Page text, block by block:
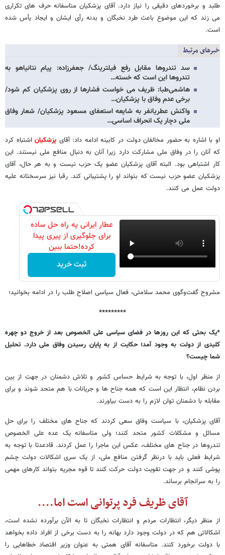
طلبد و برخوردهای دقیقی را نیاز دارد. آقای پزشکیان متاسفانه حرف های تکراری
می زند که این موضوع باعث طرد نخبگان و بدنه رأی ایشان و ایجاد یأس شده
است.
خبرهای مرتبط
سد تندروها مقابل رفع فیلترینگ/ جعفرزاده: پیام نتانیاهو به
تندروها این است که خسته…
هاشمی‌طبا: ظریف می خواست فشارها از روی پزشکیان کم شود/
برخی عدم وفاق با پزشکیان…
واکنش عطریانفر به شایعه استعفای مسعود پزشکیان/ شعار وفاق
ملی دچار یک انحراف اساسی…
او با اشاره به حضور مخالفان دولت در کابینه ادامه داد: آقای پزشکیان اشتباه کرد
که آنان را در وفاق ملی مشارکت دارد زیرا آنان به دنبال منافع ملی نیستند. این
کار اشتباهی بود. البته آقای پزشکیان عضو یک حزب نیست و به هر حال، آقای
پزشکیان عضو حزب نیست که بتواند او را پشتیبانی کند. رقبا نیز سرسختانه علیه
دولت عمل می کنند.
عطار ایرانی یه راه حل ساده
برای جلوگیری از پیری پیدا
کرده!حتما ببین
ثبت خرید
مشروح گفت‌وگوی محمد سلامتی، فعال سیاسی اصلاح طلب را در ادامه بخوانید؛
*********
*یک بحثی که این روزها در فضای سیاسی علی الخصوص بعد از خروج دو چهره
کلیدی از دولت به وجود آمد؛ حکایت از به پایان رسیدن وفاق ملی دارد. تحلیل
شما چیست؟
از منظر اول، با توجه به شرایط حساس کشور و تلاش دشمنان در جهت از بین
بردن نظام، انتظار این است که همه جناح ها و جریانات با هم متحد شوند و برای
مقابله با دشمنان توان لازم را به دست بیاورند.
آقای پزشکیان، با سیاست وفاق سعی کردند که جناح های مختلف را برای حل
مسائل و مشکلات کشور متحد کنند؛ ولی متاسفانه یک عده علی الخصوص
تندروها در جناح های مختلف، عکس این ماجرا را عمل کردند. قادعدتا با توجه به
شرایط فعلی باید با درنظر گرفتن منافع ملی، از یک سری اشکالات دولت چشم
پوشی کنند و در جهت تقویت دولت حرکت کنند تا قوه مجریه بتواند کارهای مهمی
را به سرانجام برساند.
آقای ظریف فرد پرتوانی است اما....
از منظر دیگر، انتظارات مردم و انتظارات نخبگان تا به الآن برآورده نشده است،
اشکالاتی هم که در دولت وجود دارد بهانه را به دست برخی از افراد داده بخواهد
با دولت برخورد کنند. متاسفانه آقای همتی به عنوان وزیر اقتصاد خطاهایی را